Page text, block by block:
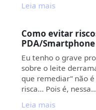
Leia mais
Como evitar
PDA/Smartphone
Eu tenho o grave
sobre o leite
que remediar” não
risca… Pois é, nessa…
Leia mais